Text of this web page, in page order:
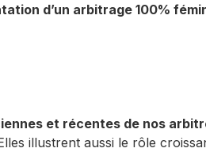
d’un arbitrage 100%
et récentes de nos
illustrent aussi le rôle